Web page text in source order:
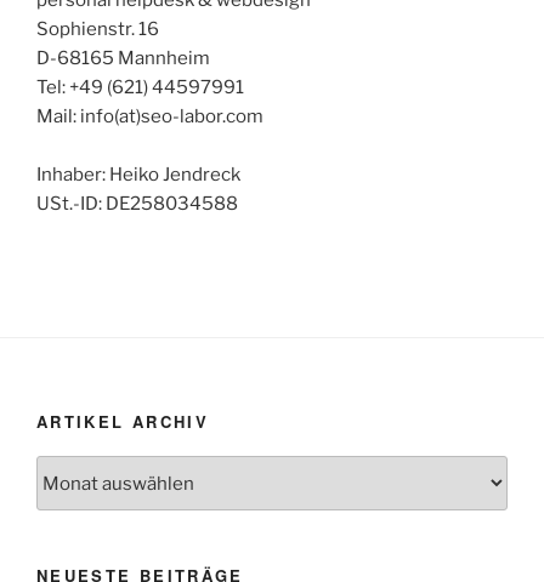
Sophienstr. 16
D-68165 Mannheim
Tel: +49 (621) 44597991
Mail: info(at)seo-labor.com
Inhaber: Heiko Jendreck
USt.-ID: DE258034588
ARTIKEL ARCHIV
Archiv
NEUESTE BEITRÄGE